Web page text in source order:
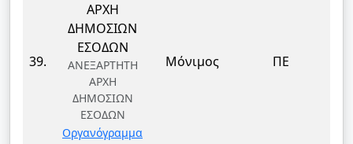
39.
ΑΡΧΗ
ΔΗΜΟΣΙΩΝ
ΕΣΟΔΩΝ
ΑΝΕΞΑΡΤΗΤΗ
ΑΡΧΗ
ΔΗΜΟΣΙΩΝ
ΕΣΟΔΩΝ
Οργανόγραμμα
Μόνιμος ΠΕ